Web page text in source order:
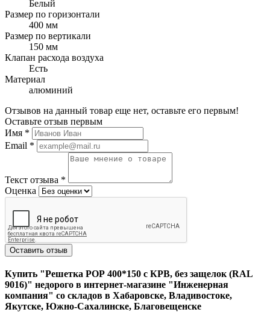
Белый
Размер по горизонтали
400 мм
Размер по вертикали
150 мм
Клапан расхода воздуха
Есть
Материал
алюминий
Отзывов на данный товар еще нет, оставьте его первым!
Оставьте отзыв первым
Имя *
Email *
Текст отзыва *
Оценка
Оставить отзыв
Купить "Решетка РОР 400*150 с КРВ, без защелок (RAL
9016)" недорого в интернет-магазине "Инженерная
компания" со складов в Хабаровске, Владивостоке,
Якутске, Южно-Сахалинске, Благовещенске